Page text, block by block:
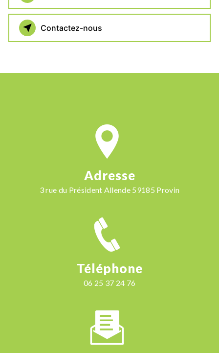
Contactez-nous
Adresse
3 rue du Président Allende 59185 Provin
Téléphone
06 25 37 24 76